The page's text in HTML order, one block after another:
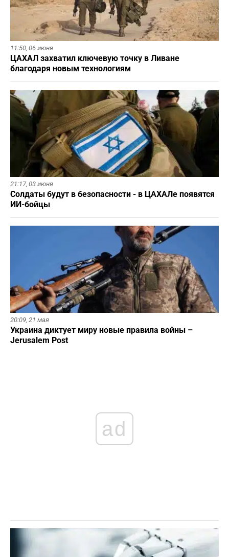
11:50, 06 июня
ЦАХАЛ захватил ключевую точку в Ливане
благодаря новым технологиям
21:17, 03 июня
Солдаты будут в безопасности - в ЦАХАЛе появятся
ИИ-бойцы
20:09, 21 мая
Украина диктует миру новые правила войны –
Jerusalem Post
ad